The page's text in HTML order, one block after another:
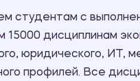
студентам с
15000 дисциплинам
юридического, ИТ,
профилей. Все